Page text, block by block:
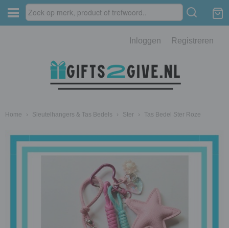
Inloggen Registreren
Home › Sleutelhangers & Tas Bedels › Ster › Tas Bedel Ster Roze